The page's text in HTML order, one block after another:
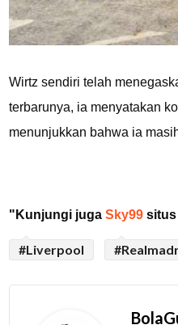
Wirtz sendiri telah
terbarunya, ia menyatakan
menunjukkan bahwa ia
"Kunjungi juga Sky99
#Liverpool